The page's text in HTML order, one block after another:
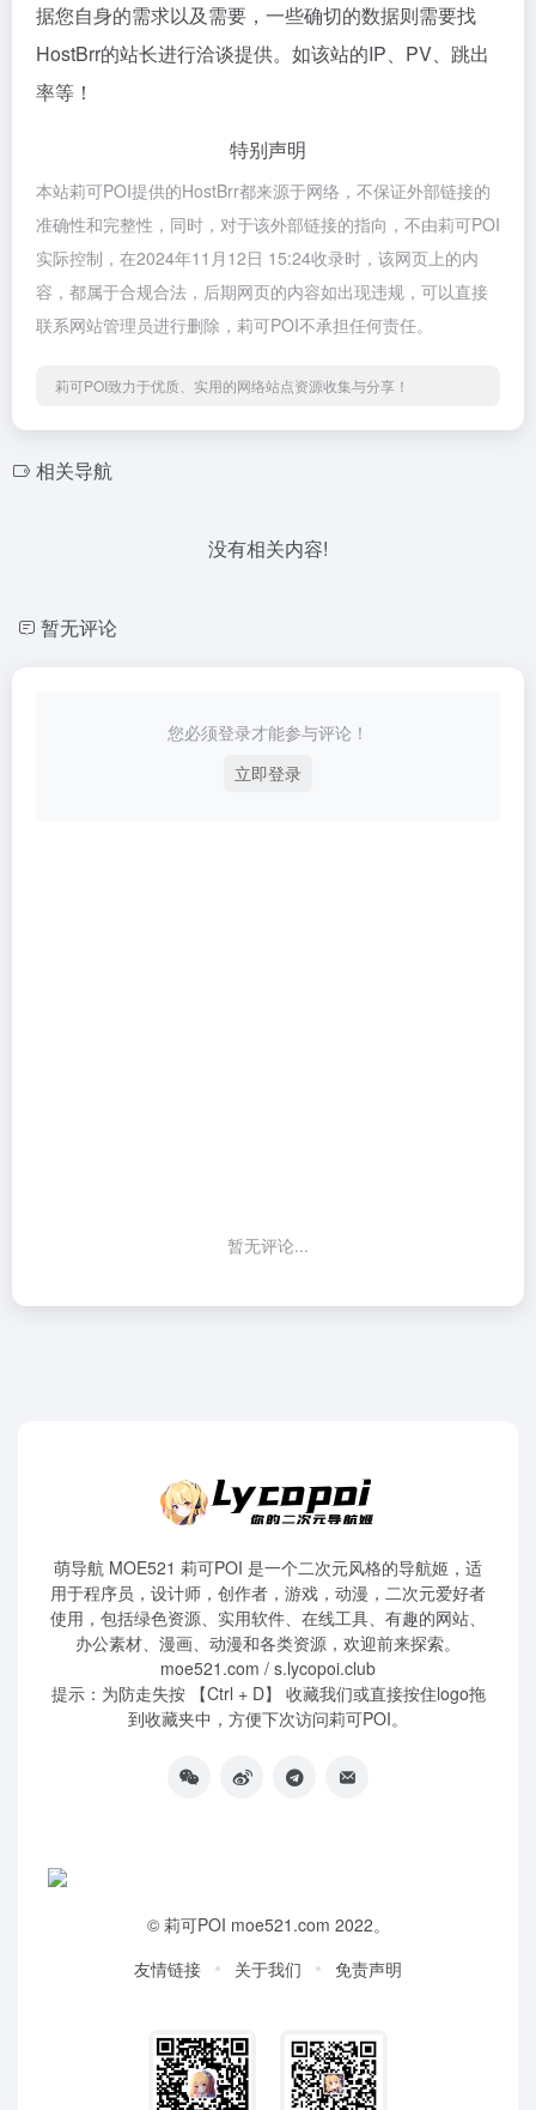
据您自身的需求以及需要，一些确切的数据则需要找
HostBrr的站长进行洽谈提供。如该站的IP、PV、跳出
率等！
特别声明
本站莉可POI提供的HostBrr都来源于网络，不保证外部链接的
准确性和完整性，同时，对于该外部链接的指向，不由莉可POI
实际控制，在2024年11月12日 15:24收录时，该网页上的内
容，都属于合规合法，后期网页的内容如出现违规，可以直接
联系网站管理员进行删除，莉可POI不承担任何责任。
莉可POI致力于优质、实用的网络站点资源收集与分享！
相关导航
没有相关内容!
暂无评论
您必须登录才能参与评论！
立即登录
暂无评论...
萌导航 MOE521 莉可POI 是一个二次元风格的导航姬，适
用于程序员，设计师，创作者，游戏，动漫，二次元爱好者
使用，包括绿色资源、实用软件、在线工具、有趣的网站、
办公素材、漫画、动漫和各类资源，欢迎前来探索。
moe521.com / s.lycopoi.club
提示：为防走失按 【Ctrl + D】 收藏我们或直接按住logo拖
到收藏夹中，方便下次访问莉可POI。
© 莉可POI moe521.com 2022。
友情链接
关于我们 免责声明